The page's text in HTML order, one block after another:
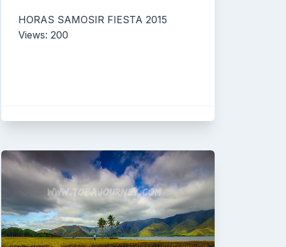
HORAS SAMOSIR FIESTA 2015
Views: 200